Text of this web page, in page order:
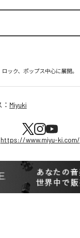
ック、ポップス中心に展開。
Miyuki
https://www.miyu-ki.com/